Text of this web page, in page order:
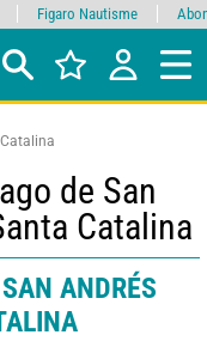
de San
Catalina
ANDRÉS
Figaro Nautisme